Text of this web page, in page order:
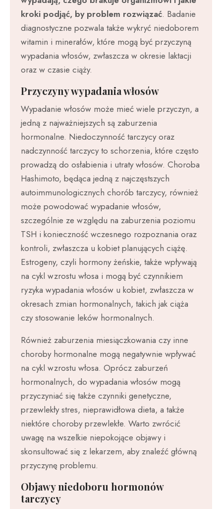
kroki podjąć, by problem rozwiązać. Badanie
diagnostyczne pozwala także wykryć niedoborem
witamin i minerałów, które mogą być przyczyną
wypadania włosów, zwłaszcza w okresie laktacji
oraz w czasie ciąży.
Przyczyny wypadania włosów
Wypadanie włosów może mieć wiele przyczyn, a
jedną z najważniejszych są zaburzenia
hormonalne. Niedoczynność tarczycy oraz
nadczynność tarczycy to schorzenia, które często
prowadzą do osłabienia i utraty włosów. Choroba
Hashimoto, będąca jedną z najczęstszych
autoimmunologicznych chorób tarczycy, również
może powodować wypadanie włosów,
szczególnie ze względu na zaburzenia poziomu
TSH i konieczność wczesnego rozpoznania oraz
kontroli, zwłaszcza u kobiet planujących ciążę.
Estrogeny, czyli hormony żeńskie, także wpływają
na cykl wzrostu włosa i mogą być czynnikiem
ryzyka wypadania włosów u kobiet, zwłaszcza w
okresach zmian hormonalnych, takich jak ciąża
czy stosowanie leków hormonalnych.
Również zaburzenia miesiączkowania czy inne
choroby hormonalne mogą negatywnie wpływać
na cykl wzrostu włosa. Oprócz zaburzeń
hormonalnych, do wypadania włosów mogą
przyczyniać się także czynniki genetyczne,
przewlekły stres, nieprawidłowa dieta, a także
niektóre choroby przewlekłe. Warto zwrócić
uwagę na wszelkie niepokojące objawy i
skonsultować się z lekarzem, aby znaleźć główną
przyczynę problemu.
Objawy niedoboru hormonów
tarczycy